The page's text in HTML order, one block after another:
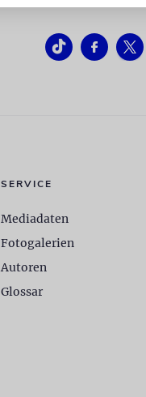
SERVICE
Mediadaten
Fotogalerien
Autoren
Glossar